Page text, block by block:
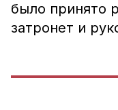
было принято
затронет и